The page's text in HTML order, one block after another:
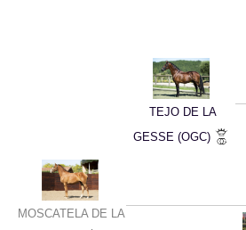
MOSCATELA DE LA
TEJO DE LA
GESSE (OGC)